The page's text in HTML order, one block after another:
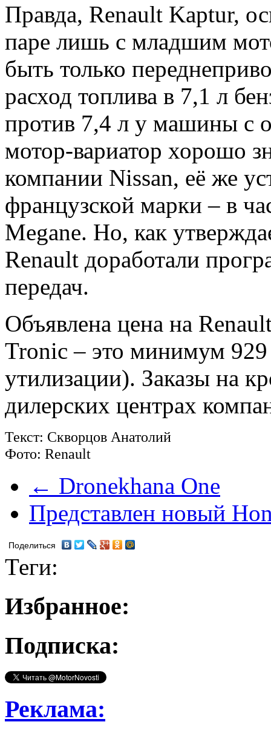
Правда, Renault Kaptur,
паре лишь с младшим
быть только
расход топлива в 7,1 л
против 7,4 л у машины с
мотор-вариатор хорошо
компании Nissan, её же
французской марки – в
Megane. Но, как
Renault доработали
передач.
Объявлена цена на
Tronic – это минимум
утилизации). Заказы на
дилерских центрах
Текст: Скворцов Анатолий
Фото: Renault
← Dronekhana One
Представлен новый
Поделиться
Теги:
Избранное:
Подписка:
Реклама: